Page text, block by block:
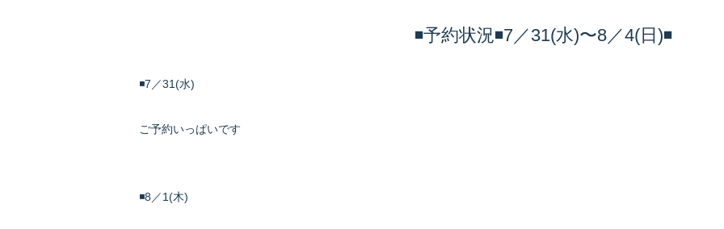
◾️予約状況◾️7／31(水)〜8／4(日)◾️
◾️7／31(水)
ご予約いっぱいです
◾️8／1(木)